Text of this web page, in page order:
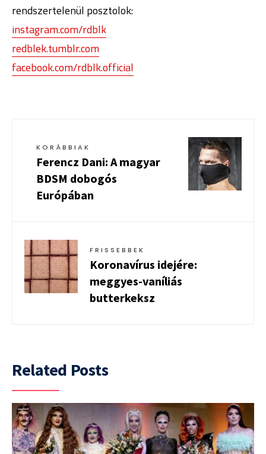
rendszertelenül posztolok:
instagram.com/rdblk
redblek.tumblr.com
facebook.com/rdblk.official
KORÁBBIAK
Ferencz Dani: A magyar
BDSM dobogós
Európában
FRISSEBBEK
Koronavírus idejére:
meggyes-vaníliás
butterkeksz
Related Posts